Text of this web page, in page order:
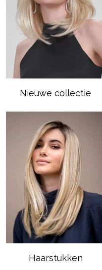
Nieuwe collectie
Haarstukken